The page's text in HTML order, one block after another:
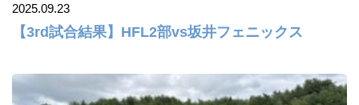
2025.09.23
【3rd試合結果】HFL2部vs坂井フェニックス